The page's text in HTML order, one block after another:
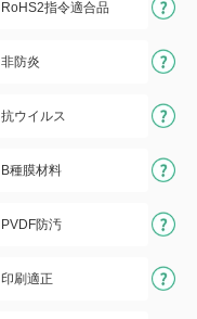
RoHS2指令適合品
非防炎
抗ウイルス
B種膜材料
PVDF防汚
印刷適正